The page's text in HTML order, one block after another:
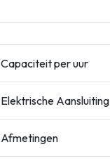
Capaciteit per uur
Elektrische Aansluiting
Afmetingen